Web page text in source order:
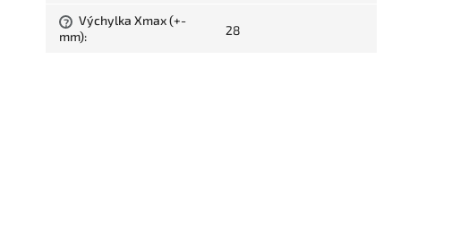
?
Výchylka Xmax (+-
mm): 28